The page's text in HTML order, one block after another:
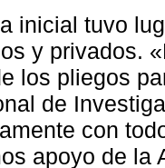
inicial tuvo
y privados.
los pliegos
de
con
apoyo de la